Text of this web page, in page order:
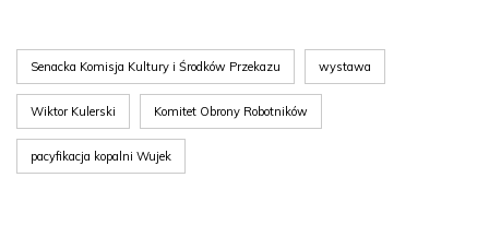
Senacka Komisja Kultury i Środków Przekazu wystawa
Wiktor Kulerski Komitet Obrony Robotników
pacyfikacja kopalni Wujek